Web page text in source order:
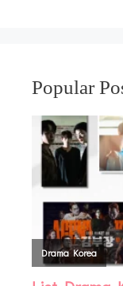
Popular